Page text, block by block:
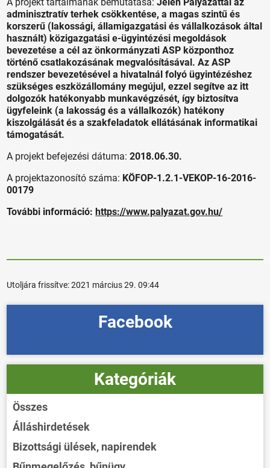
A projekt tartalmának bemutatása:Jelen Pályázattal az
adminisztratív terhek csökkentése, a magas szintű és
korszerű (lakossági, államigazgatási és vállalkozások által
használt) közigazgatási e-ügyintézési megoldások
bevezetése a cél az önkormányzati ASP központhoz
történő csatlakozásának megvalósításával. Az ASP
rendszer bevezetésével a hivatalnál folyó ügyintézéshez
szükséges eszközállomány megújul, ezzel segítve az itt
dolgozók hatékonyabb munkavégzését, így biztosítva
ügyfeleink (a lakosság és a vállalkozók) hatékony
kiszolgálását és a szakfeladatok ellátásának informatikai
támogatását.
A projekt befejezési dátuma:2018.06.30.
A projektazonosító száma: KÖFOP-1.2.1-VEKOP-16-2016-
00179
További információ: https://www.palyazat.gov.hu/
Utoljára frissítve:2021 március 29. 09:44
Facebook
Kategóriák
Összes
Álláshirdetések
Bizottsági ülések, napirendek